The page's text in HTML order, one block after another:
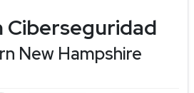
Ciberseguridad
New Hampshire